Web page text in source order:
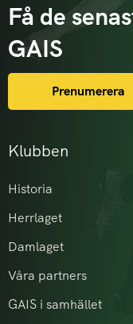
Klubben
Historia
Herrlaget
Damlaget
Våra partners
GAIS i samhället
Få de
GAIS
Prenumerera